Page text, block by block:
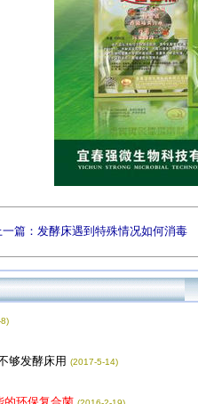
一篇：发酵床遇到特殊情况如何消毒
够发酵床用 (2017-5-14)